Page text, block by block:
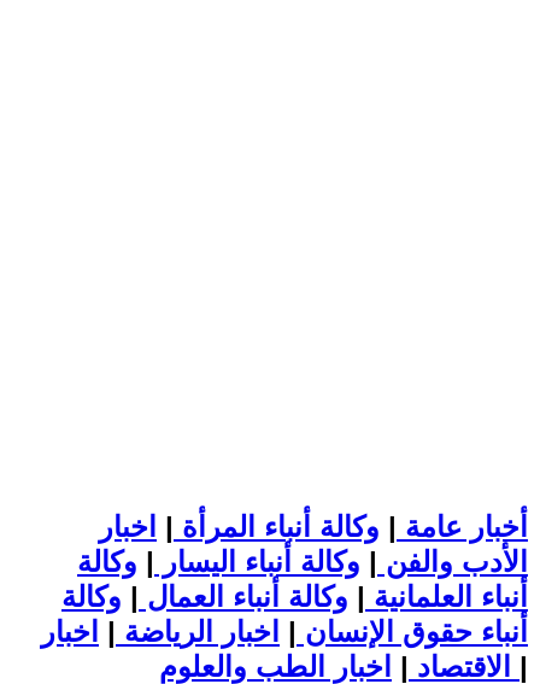
أخبار عامة | وكالة أنباء المرأة | اخبار
الأدب والفن | وكالة أنباء اليسار | وكالة
أنباء العلمانية | وكالة أنباء العمال | وكالة
أنباء حقوق الإنسان | اخبار الرياضة | اخبار
الاقتصاد | |